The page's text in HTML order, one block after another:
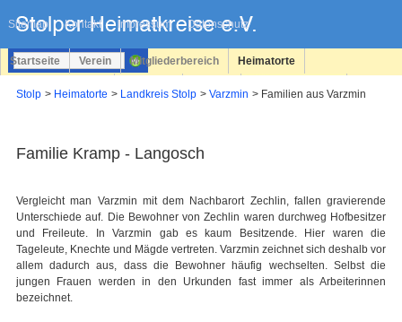
Sitemap Kontakt Impressum Datenschutz
überspringen
Startseite Verein Mitgliederbereich Heimatorte
Stolp Heimatorte Landkreis Stolp Varzmin Familien aus Varzmin
Familie Kramp - Langosch
Vergleicht man Varzmin mit dem Nachbarort Zechlin, fallen gravierende
Unterschiede auf. Die Bewohner von Zechlin waren durchweg Hofbesitzer
und Freileute. In Varzmin gab es kaum Besitzende. Hier waren die
Tageleute, Knechte und Mägde vertreten. Varzmin zeichnet sich deshalb vor
allem dadurch aus, dass die Bewohner häufig wechselten. Selbst die
jungen Frauen werden in den Urkunden fast immer als Arbeiterinnen
bezeichnet.